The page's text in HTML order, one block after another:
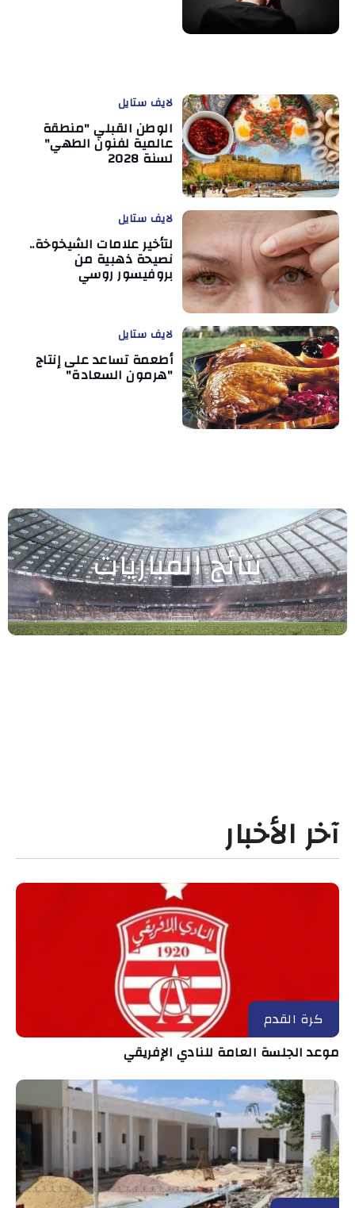
لايف ستايل
الوطن القبلي "منطقة
عالمية لفنون الطهي"
لسنة 2028
لايف ستايل
لتأخير علامات الشيخوخة..
نصيحة ذهبية من
بروفيسور روسي
لايف ستايل
أطعمة تساعد على إنتاج
"هرمون السعادة"
نتائج المباريات
آخر الأخبار
كرة القدم
موعد الجلسة العامة للنادي الإفريقي